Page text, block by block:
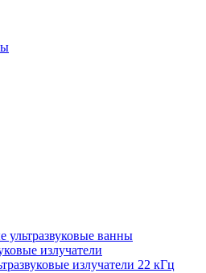
ванны
излучатели
излучатели 22 кГц